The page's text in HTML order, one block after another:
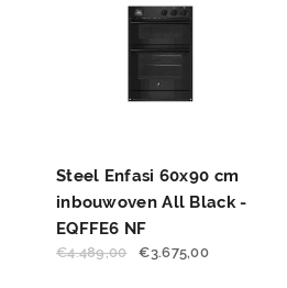
Steel Enfasi 60x90 cm
inbouwoven All Black -
EQFFE6 NF
€4.489,00 €3.675,00